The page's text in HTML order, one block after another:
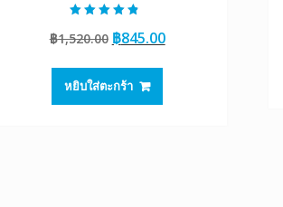
4.50
ตั้งแต่ 1-5
฿1,520.00 Original
was:
฿1,520.00.
฿845.00Current
หยิบใส่ตะกร้า